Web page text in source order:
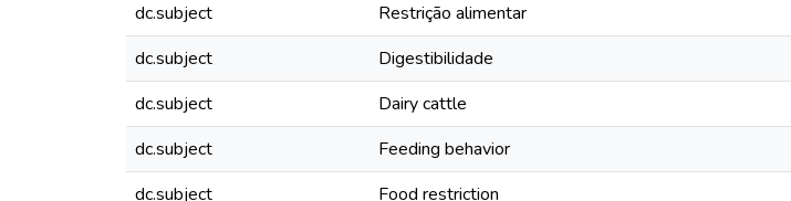
dc.subject
Restrição alimentar
dc.subject
Digestibilidade
dc.subject
Dairy cattle
dc.subject
Feeding behavior
dc.subject
Food restriction